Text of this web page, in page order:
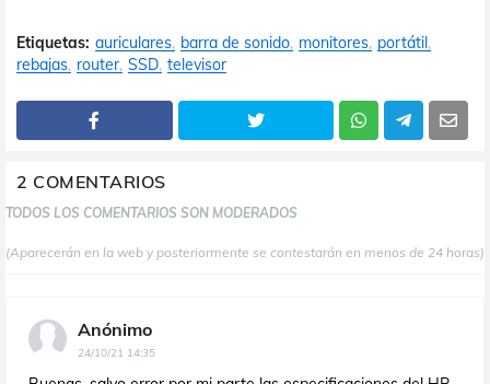
Etiquetas: auriculares barra de sonido monitores portátil
rebajas router SSD televisor
2 COMENTARIOS
TODOS LOS COMENTARIOS SON MODERADOS
(Aparecerán en la web y posteriormente se contestarán en menos de 24 horas)
Anónimo
24/10/21 14:35